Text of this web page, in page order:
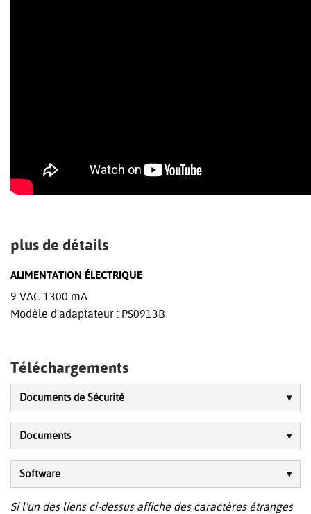
plus de détails
ALIMENTATION ÉLECTRIQUE
9 VAC 1300 mA
Modèle d'adaptateur : PS0913B
Téléchargements
Documents de Sécurité
Documents
Software
Si l'un des liens ci-dessus affiche des caractères étranges